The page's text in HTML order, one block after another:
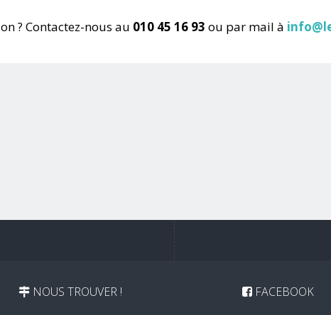
? Contactez-nous au 010 45 16 93 ou par mail à
NOUS TROUVER ! FACEBOOK